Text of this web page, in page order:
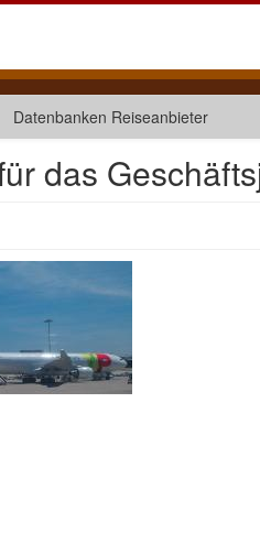
Datenbanken Reiseanbieter
das